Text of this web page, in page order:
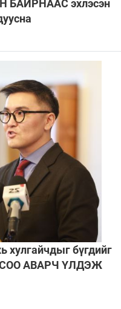
эхлэсэн
бүгдийг
АВАРЧ ҮЛДЭЖ